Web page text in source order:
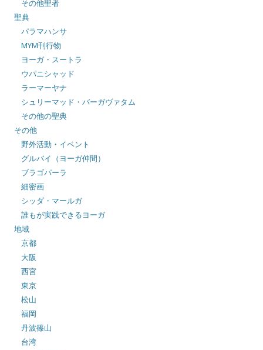
その他聖者
聖典
パラマハンサ
MYM刊行物
ヨーガ・スートラ
ウパニシャッド
ラーマーヤナ
シュリーマッド・バーガヴァタム
その他の聖典
その他
野外活動・イベント
グルバイ（ヨーガ仲間）
ブラゴパーラ
細密画
シッダ・マールガ
誰もが実践できるヨーガ
地域
京都
大阪
西宮
東京
松山
福岡
丹波篠山
台湾